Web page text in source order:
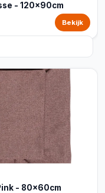
- 120x90cm
Bekijk
- 80x60cm